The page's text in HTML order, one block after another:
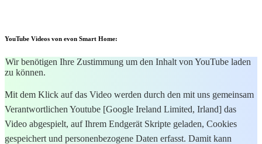
YouTube Videos von evon Smart Home:
Wir benötigen Ihre Zustimmung um den Inhalt von YouTube laden
zu können.
Mit dem Klick auf das Video werden durch den mit uns gemeinsam
Verantwortlichen Youtube [Google Ireland Limited, Irland] das
Video abgespielt, auf Ihrem Endgerät Skripte geladen, Cookies
gespeichert und personenbezogene Daten erfasst. Damit kann